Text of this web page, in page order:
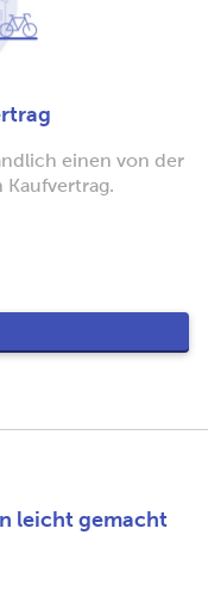
einen von der
Kaufvertrag.
leicht gemacht